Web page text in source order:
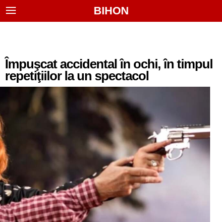
BIHON
Împuşcat accidental în ochi, în timpul
repetiţiilor la un spectacol